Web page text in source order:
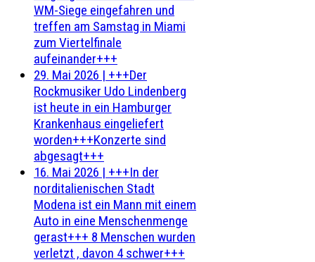
WM-Siege eingefahren und
treffen am Samstag in Miami
zum Viertelfinale
aufeinander+++
29. Mai 2026 | +++Der
Rockmusiker Udo Lindenberg
ist heute in ein Hamburger
Krankenhaus eingeliefert
worden+++Konzerte sind
abgesagt+++
16. Mai 2026 | +++In der
norditalienischen Stadt
Modena ist ein Mann mit einem
Auto in eine Menschenmenge
gerast+++ 8 Menschen wurden
verletzt , davon 4 schwer+++